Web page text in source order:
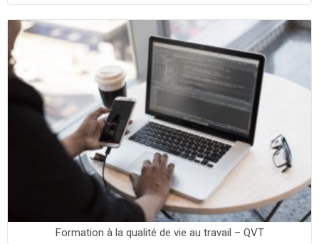
Formation à la qualité de vie au travail – QVT